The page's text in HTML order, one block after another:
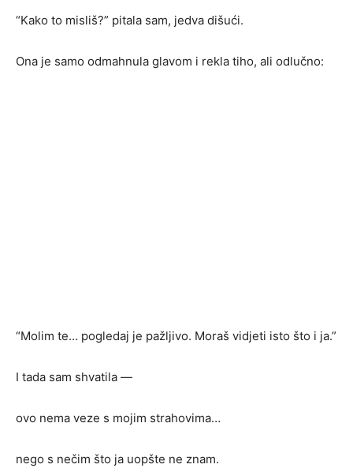
“Kako to misliš?” pitala sam, jedva dišući.
Ona je samo odmahnula glavom i rekla tiho, ali odlučno:
“Molim te… pogledaj je pažljivo. Moraš vidjeti isto što i ja.”
I tada sam shvatila —
ovo nema veze s mojim strahovima…
nego s nečim što ja uopšte ne znam.